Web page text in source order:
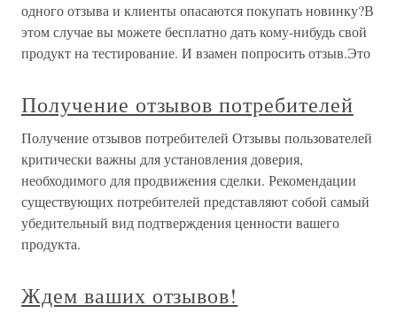
одного отзыва и клиенты опасаются покупать новинку?В
этом случае вы можете бесплатно дать кому-нибудь свой
продукт на тестирование. И взамен попросить отзыв.Это
Получение отзывов потребителей
Получение отзывов потребителей Отзывы пользователей
критически важны для установления доверия,
необходимого для продвижения сделки. Рекомендации
существующих потребителей представляют собой самый
убедительный вид подтверждения ценности вашего
продукта.
Ждем ваших отзывов!